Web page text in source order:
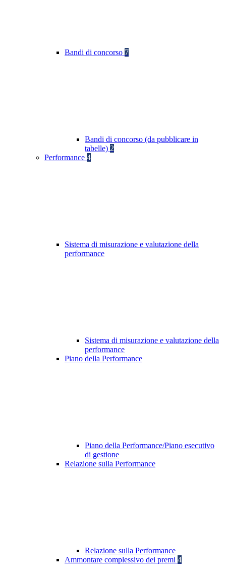
Bandi di concorso 7
Bandi di concorso (da pubblicare in
tabelle) 2
Performance 4
Sistema di misurazione e valutazione della
performance
Sistema di misurazione e valutazione della
performance
Piano della Performance
Piano della Performance/Piano esecutivo
di gestione
Relazione sulla Performance
Relazione sulla Performance
Ammontare complessivo dei premi 4